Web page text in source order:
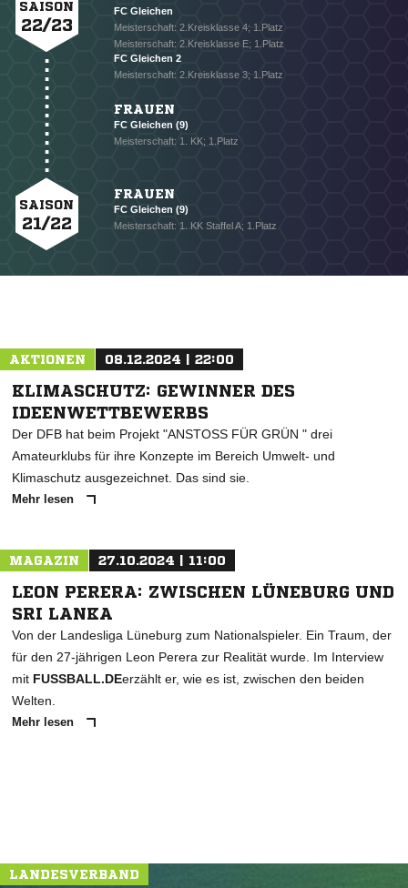
NACHRICHT SENDEN
* Pflichtfelder
SAISON
22/23
FC Gleichen
Meisterschaft: 2.Kreisklasse 4; 1.Platz
Meisterschaft: 2.Kreisklasse E; 1.Platz
FC Gleichen 2
Meisterschaft: 2.Kreisklasse 3; 1.Platz
FRAUEN
FC Gleichen (9)
Meisterschaft: 1. KK; 1.Platz
SAISON
21/22
FRAUEN
FC Gleichen (9)
Meisterschaft: 1. KK Staffel A; 1.Platz
AKTIONEN 08.12.2024 | 22:00
KLIMASCHUTZ: GEWINNER DES
IDEENWETTBEWERBS
Der DFB hat beim Projekt "ANSTOSS FÜR GRÜN " drei
Amateurklubs für ihre Konzepte im Bereich Umwelt- und
Klimaschutz ausgezeichnet. Das sind sie.
Mehr lesen
MAGAZIN 27.10.2024 | 11:00
LEON PERERA: ZWISCHEN LÜNEBURG UND
SRI LANKA
Von der Landesliga Lüneburg zum Nationalspieler. Ein Traum, der
für den 27-jährigen Leon Perera zur Realität wurde. Im Interview
mit FUSSBALL.DEerzählt er, wie es ist, zwischen den beiden
Welten.
Mehr lesen
LANDESVERBAND